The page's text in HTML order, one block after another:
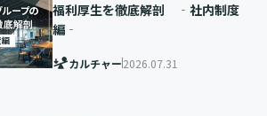
福利厚生を徹底解剖 ‐社内制度
編‐
カルチャー2026.07.31